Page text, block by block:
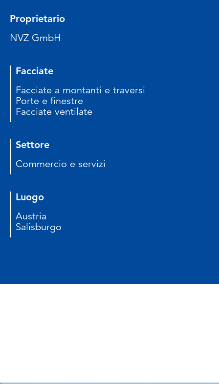
Proprietario
NVZ GmbH
Facciate
Facciate a montanti e traversi
Porte e finestre
Facciate ventilate
Settore
Commercio e servizi
Luogo
Austria
Salisburgo